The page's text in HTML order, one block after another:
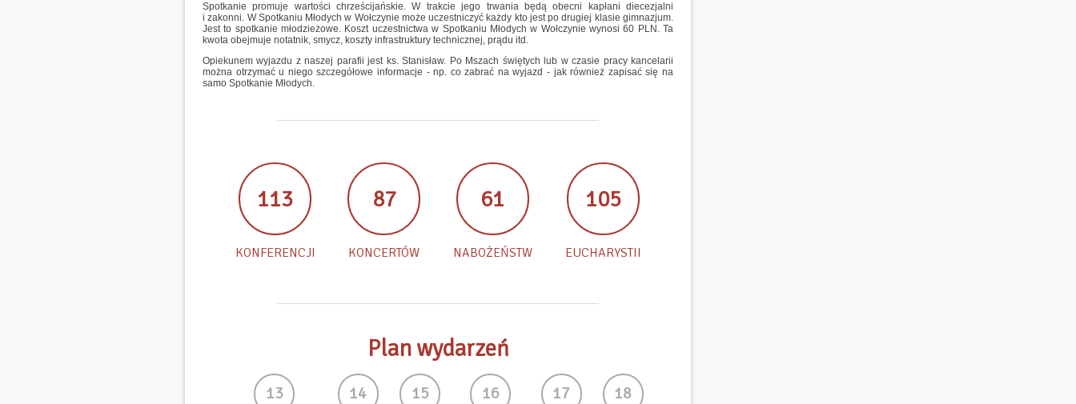
Spotkanie promuje wartości chrześcijańskie. W trakcie jego trwania będą obecni kapłani diecezjalni
i zakonni. W Spotkaniu Młodych w Wołczynie może uczestniczyć każdy kto jest po drugiej klasie gimnazjum.
Jest to spotkanie młodzieżowe. Koszt uczestnictwa w Spotkaniu Młodych w Wołczynie wynosi 60 PLN. Ta
kwota obejmuje notatnik, smycz, koszty infrastruktury technicznej, prądu itd.
Opiekunem wyjazdu z naszej parafii jest ks. Stanisław. Po Mszach świętych lub w czasie pracy kancelarii
można otrzymać u niego szczegółowe informacje - np. co zabrać na wyjazd - jak również zapisać się na
samo Spotkanie Młodych.
113
KONFERENCJI
87
KONCERTÓW
61
NABOŻEŃSTW
105
EUCHARYSTII
Plan wydarzeń
13 14 15 16 17 18